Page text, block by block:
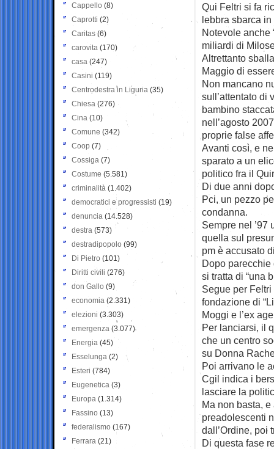
Qui Feltri si fa
lebbra sbarca
Notevole anche
miliardi di
Altrettanto
Maggio di
Non mancano
sull’attentato di
bambino
nell’agosto
proprie false
Avanti così, e
sparato a un
politico fra il
Di due anni
Pci, un pezzo
condanna.
Sempre nel
quella sul
pm è accusato
Dopo parecchie
si tratta di “una
Segue per Feltri
fondazione di
Moggi e l’ex
Per lanciarsi, il
che un centro
su Donna
Poi arrivano le
Cgil indica i
lasciare la
Ma non basta,
preadolescenti
dall’Ordine, poi
Di questa fase
Cappello (8)
Caprotti (2)
Caritas (6)
carovita (170)
casa (247)
Casini (119)
Centrodestra in Liguria (35)
Chiesa (276)
Cina (10)
Comune (342)
Coop (7)
Cossiga (7)
Costume (5.581)
criminalità (1.402)
democratici e progressisti (19)
denuncia (14.528)
destra (573)
destradipopolo (99)
Di Pietro (101)
Diritti civili (276)
don Gallo (9)
economia (2.331)
elezioni (3.303)
emergenza (3.077)
Energia (45)
Esselunga (2)
Esteri (784)
Eugenetica (3)
Europa (1.314)
Fassino (13)
federalismo (167)
Ferrara (21)